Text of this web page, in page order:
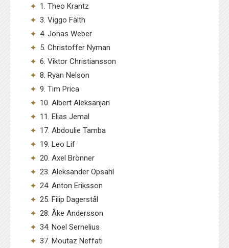
1. Theo Krantz
3. Viggo Fälth
4. Jonas Weber
5. Christoffer Nyman
6. Viktor Christiansson
8. Ryan Nelson
9. Tim Prica
10. Albert Aleksanjan
11. Elias Jemal
17. Abdoulie Tamba
19. Leo Lif
20. Axel Brönner
23. Aleksander Opsahl
24. Anton Eriksson
25. Filip Dagerstål
28. Åke Andersson
34. Noel Sernelius
37. Moutaz Neffati